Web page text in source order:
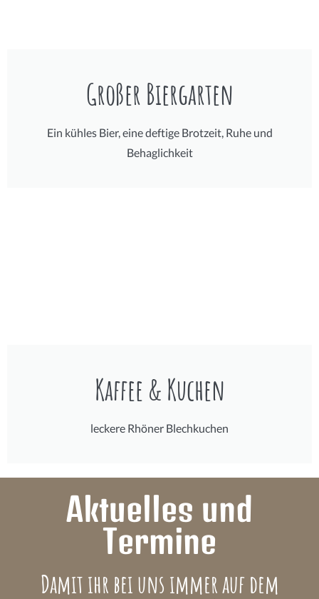
Großer Biergarten
Ein kühles Bier, eine deftige Brotzeit, Ruhe und
Behaglichkeit
Kaffee & Kuchen
leckere Rhöner Blechkuchen
Aktuelles und
Termine
Damit ihr bei uns immer auf dem